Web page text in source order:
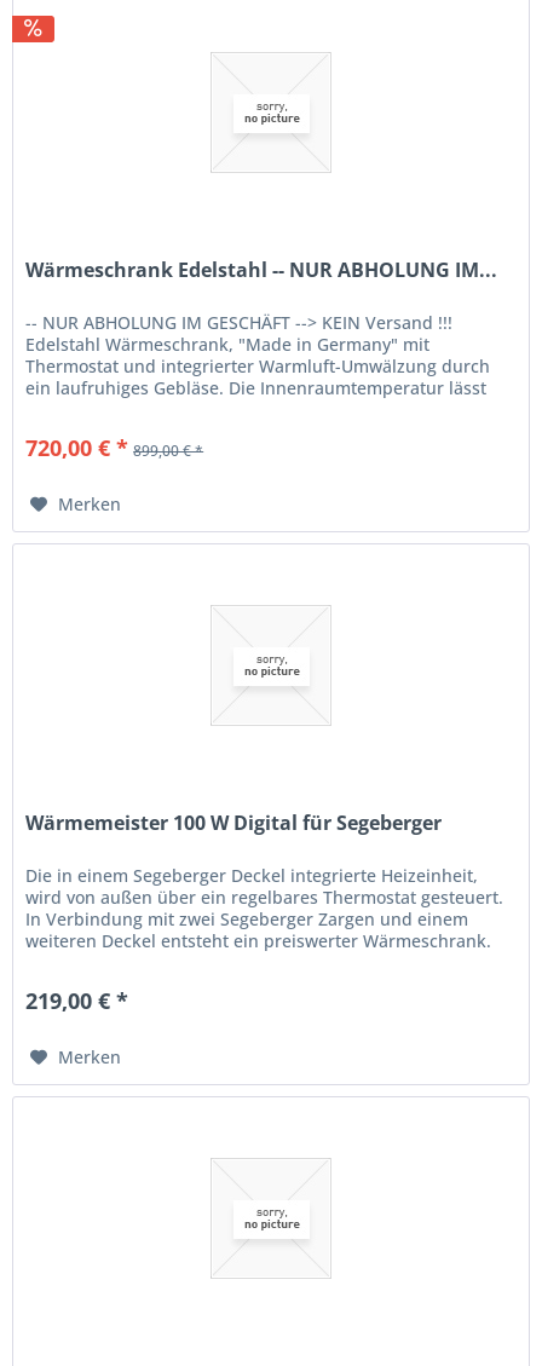
Wärmeschrank Edelstahl -- NUR ABHOLUNG IM...
-- NUR ABHOLUNG IM GESCHÄFT --> KEIN Versand !!!
Edelstahl Wärmeschrank, "Made in Germany" mit
Thermostat und integrierter Warmluft-Umwälzung durch
ein laufruhiges Gebläse. Die Innenraumtemperatur lässt
720,00 € * 899,00 € *
Merken
Wärmemeister 100 W Digital für Segeberger
Die in einem Segeberger Deckel integrierte Heizeinheit,
wird von außen über ein regelbares Thermostat gesteuert.
In Verbindung mit zwei Segeberger Zargen und einem
weiteren Deckel entsteht ein preiswerter Wärmeschrank.
219,00 € *
Merken